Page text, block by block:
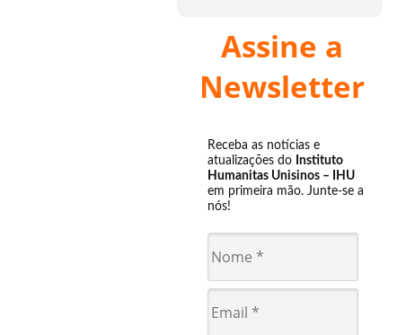
Assine a
Newsletter
Receba as notícias e
atualizações do Instituto
Humanitas Unisinos – IHU
em primeira mão. Junte-se a
nós!